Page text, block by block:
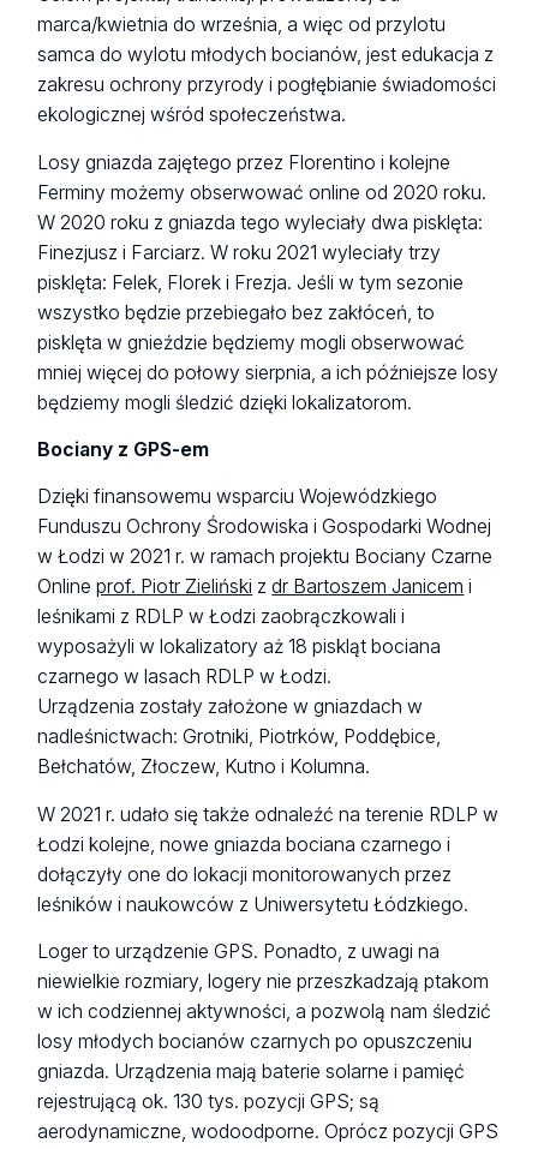
marca/kwietnia do września, a więc od przylotu
samca do wylotu młodych bocianów, jest edukacja z
zakresu ochrony przyrody i pogłębianie świadomości
ekologicznej wśród społeczeństwa.
Losy gniazda zajętego przez Florentino i kolejne
Ferminy możemy obserwować online od 2020 roku.
W 2020 roku z gniazda tego wyleciały dwa pisklęta:
Finezjusz i Farciarz. W roku 2021 wyleciały trzy
pisklęta: Felek, Florek i Frezja. Jeśli w tym sezonie
wszystko będzie przebiegało bez zakłóceń, to
pisklęta w gnieździe będziemy mogli obserwować
mniej więcej do połowy sierpnia, a ich późniejsze losy
będziemy mogli śledzić dzięki lokalizatorom.
Bociany z GPS-em
Dzięki finansowemu wsparciu Wojewódzkiego
Funduszu Ochrony Środowiska i Gospodarki Wodnej
w Łodzi w 2021 r. w ramach projektu Bociany Czarne
Onlineprof. Piotr Zieliński zdr Bartoszem Janicem i
leśnikami z RDLP w Łodzi zaobrączkowali i
wyposażyli w lokalizatory aż 18 piskląt bociana
czarnego w lasach RDLP w Łodzi.
Urządzenia zostały założone w gniazdach w
nadleśnictwach: Grotniki, Piotrków, Poddębice,
Bełchatów, Złoczew, Kutno i Kolumna.
W 2021 r. udało się także odnaleźć na terenie RDLP w
Łodzi kolejne, nowe gniazda bociana czarnego i
dołączyły one do lokacji monitorowanych przez
leśników i naukowców z Uniwersytetu Łódzkiego.
Loger to urządzenie GPS. Ponadto, z uwagi na
niewielkie rozmiary, logery nie przeszkadzają ptakom
w ich codziennej aktywności, a pozwolą nam śledzić
losy młodych bocianów czarnych po opuszczeniu
gniazda. Urządzenia mają baterie solarne i pamięć
rejestrującą ok. 130 tys. pozycji GPS; są
aerodynamiczne, wodoodporne. Oprócz pozycji GPS